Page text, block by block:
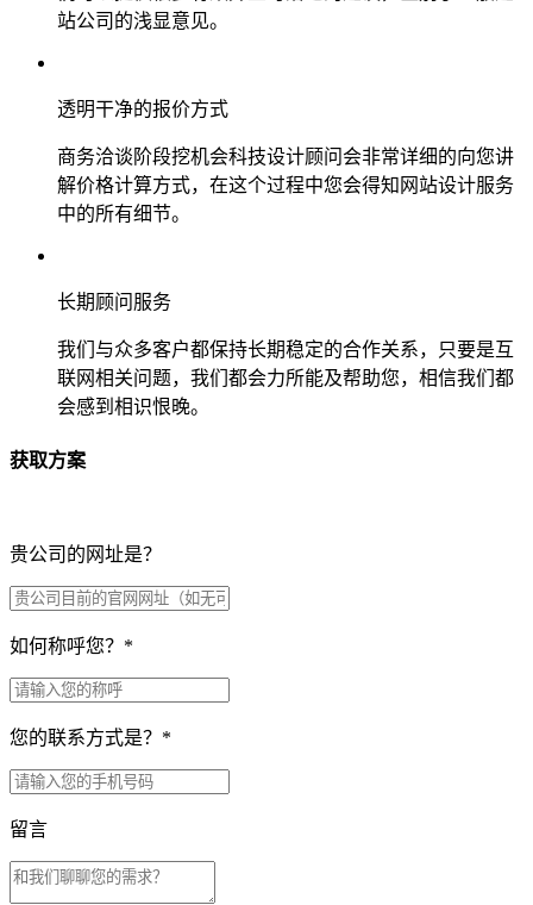
站公司的浅显意见。
透明干净的报价方式
商务洽谈阶段挖机会科技设计顾问会非常详细的向您讲
解价格计算方式，在这个过程中您会得知网站设计服务
中的所有细节。
长期顾问服务
我们与众多客户都保持长期稳定的合作关系，只要是互
联网相关问题，我们都会力所能及帮助您，相信我们都
会感到相识恨晚。
获取方案
贵公司的网址是？
如何称呼您？ *
您的联系方式是？ *
留言